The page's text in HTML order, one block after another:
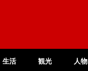
生活 観光 人物